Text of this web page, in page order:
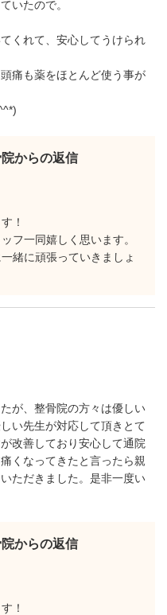
いたので。
くれて、安心してうけられ
痛も薬をほとんど使う事が
からの返信
！
フ一同嬉しく思います。
緒に頑張っていきましょ
が、整骨院の方々は優しい
い先生が対応して頂きとて
改善しており安心して通院
くなってきたと言ったら親
ただきました。是非一度い
からの返信
！